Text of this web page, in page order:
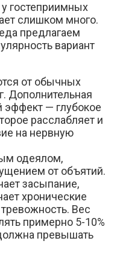
гостеприимных
слишком много.
предлагаем
вариант
от обычных
Дополнительная
— глубокое
расслабляет и
на нервную
одеялом,
от объятий.
засыпание,
хронические
Вес
примерно 5-10%
превышать